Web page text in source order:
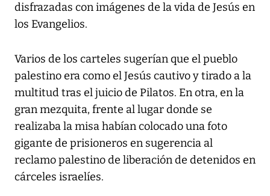
disfrazadas con imágenes de la vida de Jesús en
los Evangelios.
Varios de los carteles sugerían que el pueblo
palestino era como el Jesús cautivo y tirado a la
multitud tras el juicio de Pilatos. En otra, en la
gran mezquita, frente al lugar donde se
realizaba la misa habían colocado una foto
gigante de prisioneros en sugerencia al
reclamo palestino de liberación de detenidos en
cárceles israelíes.